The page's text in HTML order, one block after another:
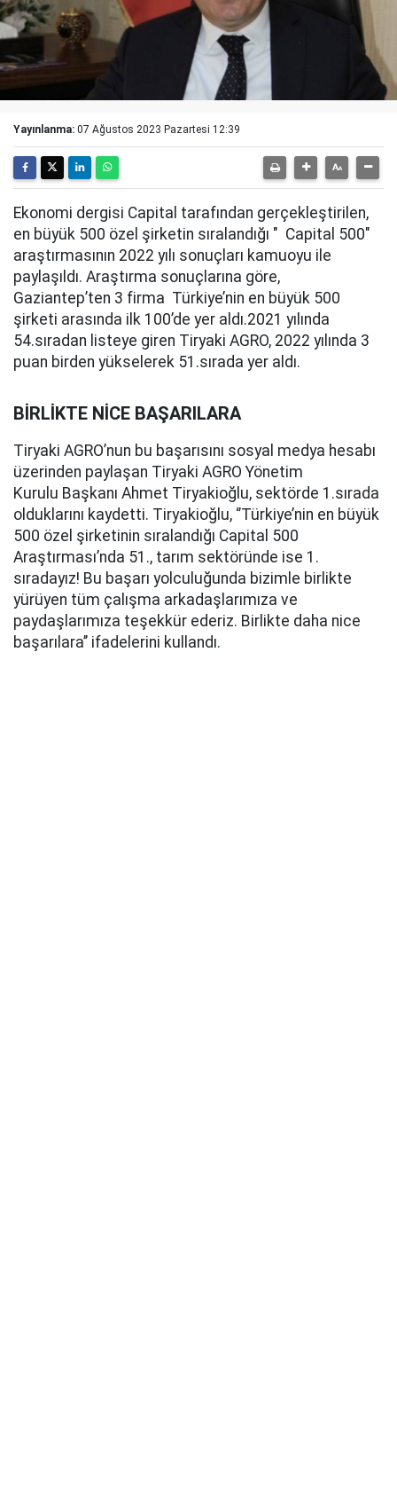
Yayınlanma: 07 Ağustos 2023 Pazartesi 12:39
Ekonomi dergisi Capital tarafından gerçekleştirilen,
en büyük 500 özel şirketin sıralandığı " Capital 500"
araştırmasının 2022 yılı sonuçları kamuoyu ile
paylaşıldı. Araştırma sonuçlarına göre,
Gaziantep’ten 3 firma Türkiye’nin en büyük 500
şirketi arasında ilk 100’de yer aldı.2021 yılında
54.sıradan listeye giren Tiryaki AGRO, 2022 yılında 3
puan birden yükselerek 51.sırada yer aldı.
BİRLİKTE NİCE BAŞARILARA
Tiryaki AGRO’nun bu başarısını sosyal medya hesabı
üzerinden paylaşan Tiryaki AGRO Yönetim
Kurulu Başkanı Ahmet Tiryakioğlu, sektörde 1.sırada
olduklarını kaydetti. Tiryakioğlu, ‘’Türkiye’nin en büyük
500 özel şirketinin sıralandığı Capital 500
Araştırması’nda 51., tarım sektöründe ise 1.
sıradayız! Bu başarı yolculuğunda bizimle birlikte
yürüyen tüm çalışma arkadaşlarımıza ve
paydaşlarımıza teşekkür ederiz. Birlikte daha nice
başarılara’’ ifadelerini kullandı.